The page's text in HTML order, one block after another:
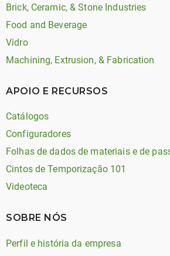
Brick, Ceramic, & Stone Industries
Food and Beverage
Vidro
Machining, Extrusion, & Fabrication
APOIO E RECURSOS
Catálogos
Configuradores
Folhas de dados de materiais e de
Cintos de Temporização 101
Videoteca
SOBRE NÓS
Perfil e história da empresa